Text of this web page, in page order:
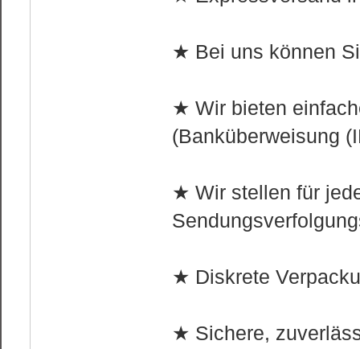
★ Bei uns können
★ Wir bieten
(Banküberweisung
★ Wir stellen für
★ Diskrete
★ Sichere,